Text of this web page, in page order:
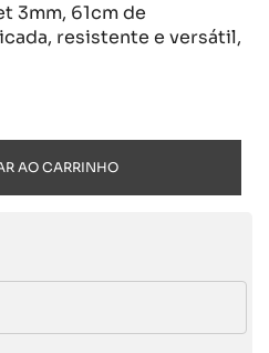
3mm, 61cm de
resistente e versátil,
AO CARRINHO